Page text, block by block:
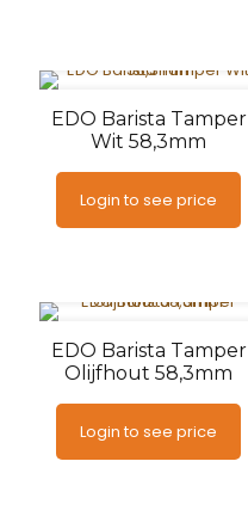
EDO Barista Tamper
Wit 58,3mm
Login to see price
EDO Barista Tamper
Olijfhout 58,3mm
Login to see price